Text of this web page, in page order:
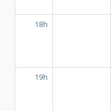
18h
19h